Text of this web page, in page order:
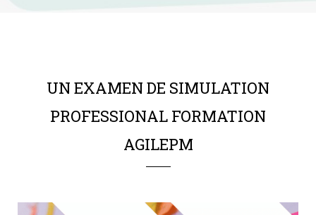
UN EXAMEN DE SIMULATION
PROFESSIONAL FORMATION
AGILEPM